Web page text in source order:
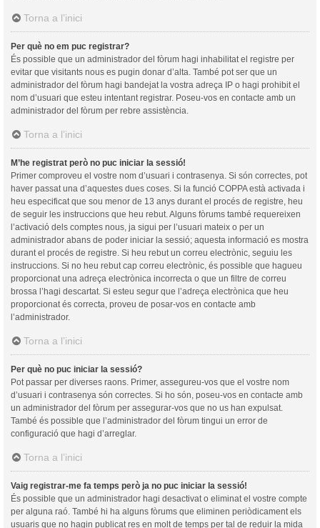
Torna a l’inici
Per què no em puc registrar?
És possible que un administrador del fòrum hagi inhabilitat el registre per
evitar que visitants nous es pugin donar d’alta. També pot ser que un
administrador del fòrum hagi bandejat la vostra adreça IP o hagi prohibit el
nom d’usuari que esteu intentant registrar. Poseu-vos en contacte amb un
administrador del fòrum per rebre assistència.
Torna a l’inici
M’he registrat però no puc iniciar la sessió!
Primer comproveu el vostre nom d’usuari i contrasenya. Si són correctes, pot
haver passat una d’aquestes dues coses. Si la funció COPPA està activada i
heu especificat que sou menor de 13 anys durant el procés de registre, heu
de seguir les instruccions que heu rebut. Alguns fòrums també requereixen
l’activació dels comptes nous, ja sigui per l’usuari mateix o per un
administrador abans de poder iniciar la sessió; aquesta informació es mostra
durant el procés de registre. Si heu rebut un correu electrònic, seguiu les
instruccions. Si no heu rebut cap correu electrònic, és possible que hagueu
proporcionat una adreça electrònica incorrecta o que un filtre de correu
brossa l’hagi descartat. Si esteu segur que l’adreça electrònica que heu
proporcionat és correcta, proveu de posar-vos en contacte amb
l’administrador.
Torna a l’inici
Per què no puc iniciar la sessió?
Pot passar per diverses raons. Primer, assegureu-vos que el vostre nom
d’usuari i contrasenya són correctes. Si ho són, poseu-vos en contacte amb
un administrador del fòrum per assegurar-vos que no us han expulsat.
També és possible que l’administrador del fòrum tingui un error de
configuració que hagi d’arreglar.
Torna a l’inici
Vaig registrar-me fa temps però ja no puc iniciar la sessió!
És possible que un administrador hagi desactivat o eliminat el vostre compte
per alguna raó. També hi ha alguns fòrums que eliminen periòdicament els
usuaris que no hagin publicat res en molt de temps per tal de reduir la mida